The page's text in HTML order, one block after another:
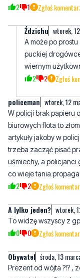
A może po prostu
wiernym
2 2 Zgłoś
policeman wtorek, 12
W policji brak papieru
artykuły jakoby w
trzeba zacząć pisać
uśmiechy, a policjanci
co wieje tania
2 2 Zgłoś
A lylko jeden? wtorek,
To widzę wszyscy z
Obywatel środa, 13
Prezent od wójta ?!? ,
0 0 Zgłoś